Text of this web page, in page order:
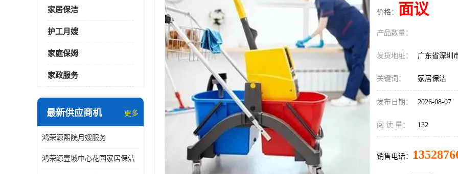
家居保洁
护工月嫂
家庭保姆
家政服务
最新供应商机 更多
鸿荣源熙院月嫂服务
鸿荣源壹城中心花园家居保洁
价格： 面议
产品数量：
发货地址： 广东省深圳
关键词： 家居保洁
发布日期： 2026-08-07
阅 读 量： 132
销售电话：